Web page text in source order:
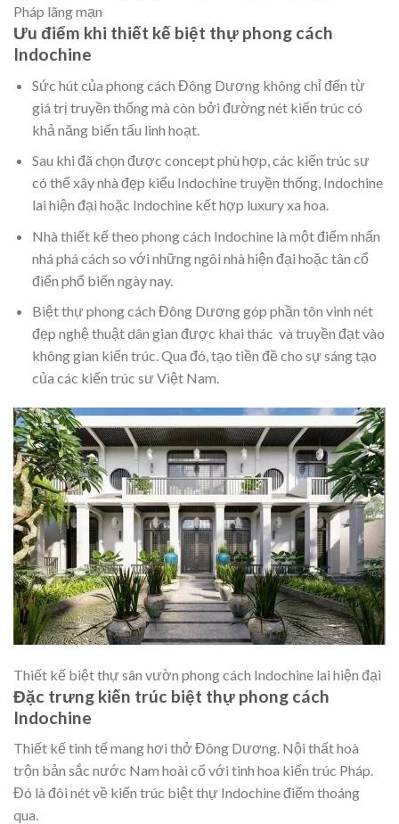
Pháp lãng mạn
Ưu điểm khi thiết kế biệt thự phong cách
Indochine
Sức hút của phong cách Đông Dương không chỉ đến từ
giá trị truyền thống mà còn bởi đường nét kiến trúc có
khả năng biến tấu linh hoạt.
Sau khi đã chọn được concept phù hợp, các kiến trúc sư
có thể xây nhà đẹp kiểu Indochine truyền thống, Indochine
lai hiện đại hoặc Indochine kết hợp luxury xa hoa.
Nhà thiết kế theo phong cách Indochine là một điểm nhấn
nhá phá cách so với những ngôi nhà hiện đại hoặc tân cổ
điển phổ biến ngày nay.
Biệt thự phong cách Đông Dương góp phần tôn vinh nét
đẹp nghệ thuật dân gian được khai thác và truyền đạt vào
không gian kiến trúc. Qua đó, tạo tiền đề cho sự sáng tạo
của các kiến trúc sư Việt Nam.
Thiết kế biệt thự sân vườn phong cách Indochine lai hiện đại
Đặc trưng kiến trúc biệt thự phong cách
Indochine
Thiết kế tinh tế mang hơi thở Đông Dương. Nội thất hoà
trộn bản sắc nước Nam hoài cổ với tinh hoa kiến trúc Pháp.
Đó là đôi nét về kiến trúc biệt thự Indochine điểm thoáng
qua.